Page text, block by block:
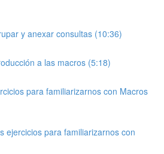
y anexar consultas (10:36)
a las macros (5:18)
para familiarizarnos con Macros
ejercicios para familiarizarnos con